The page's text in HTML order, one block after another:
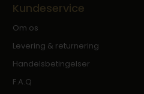
Kundeservice
Om os
Levering & returnering
Handelsbetingelser
F.A.Q